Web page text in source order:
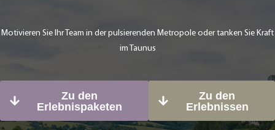
Motivieren Sie Ihr Team in der pulsierenden Metropole oder tanken Sie Kraft
im Taunus
Zu den
Erlebnispaketen
Zu den
Erlebnissen